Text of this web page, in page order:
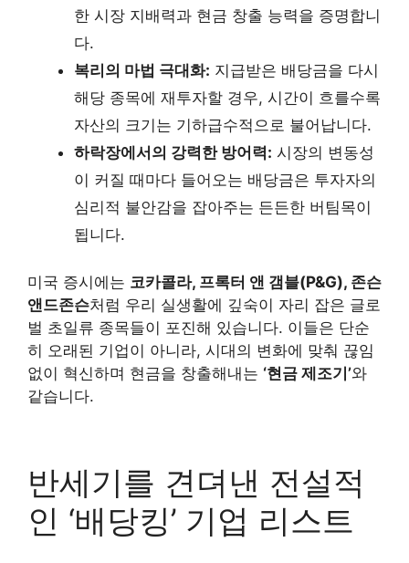
한 시장 지배력과 현금 창출 능력을 증명합니
다.
복리의 마법 극대화: 지급받은 배당금을 다시
해당 종목에 재투자할 경우, 시간이 흐를수록
자산의 크기는 기하급수적으로 불어납니다.
하락장에서의 강력한 방어력: 시장의 변동성
이 커질 때마다 들어오는 배당금은 투자자의
심리적 불안감을 잡아주는 든든한 버팀목이
됩니다.
미국 증시에는 코카콜라, 프록터 앤 갬블(P&G), 존슨
앤드존슨처럼 우리 실생활에 깊숙이 자리 잡은 글로
벌 초일류 종목들이 포진해 있습니다. 이들은 단순
히 오래된 기업이 아니라, 시대의 변화에 맞춰 끊임
없이 혁신하며 현금을 창출해내는 ‘현금 제조기’와
같습니다.
반세기를 견뎌낸 전설적
인 ‘배당킹’ 기업 리스트